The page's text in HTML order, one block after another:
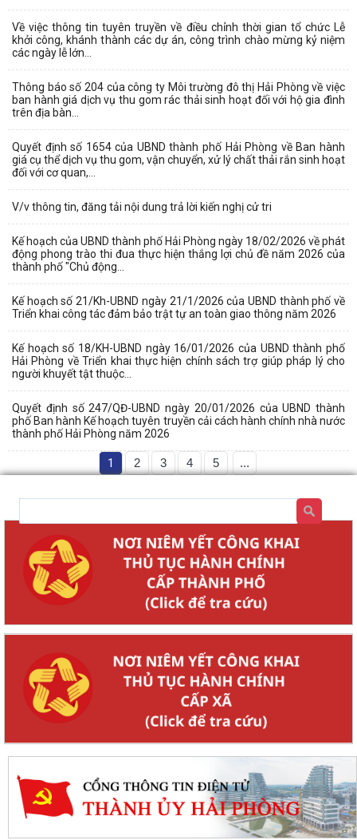
Về việc thông tin tuyên truyền về điều chỉnh thời gian tổ chức Lễ
khởi công, khánh thành các dự án, công trình chào mừng kỷ niệm
các ngày lễ lớn...
Thông báo số 204 của công ty Môi trường đô thị Hải Phòng về việc
ban hành giá dịch vụ thu gom rác thải sinh hoạt đối với hộ gia đình
trên địa bàn...
Quyết định số 1654 của UBND thành phố Hải Phòng về Ban hành
giá cụ thể dịch vụ thu gom, vận chuyển, xử lý chất thải rắn sinh hoạt
đối với cơ quan,...
V/v thông tin, đăng tải nội dung trả lời kiến nghị cử tri
Kế hoạch của UBND thành phố Hải Phòng ngày 18/02/2026 về phát
động phong trào thi đua thực hiện thắng lợi chủ đề năm 2026 của
thành phố "Chủ động...
Kế hoạch số 21/Kh-UBND ngày 21/1/2026 của UBND thành phố về
Triển khai công tác đảm bảo trật tự an toàn giao thông năm 2026
Kế hoạch số 18/KH-UBND ngày 16/01/2026 của UBND thành phố
Hải Phòng về Triển khai thực hiện chính sách trợ giúp pháp lý cho
người khuyết tật thuộc...
Quyết định số 247/QĐ-UBND ngày 20/01/2026 của UBND thành
phố Ban hành Kế hoạch tuyên truyền cải cách hành chính nhà nước
thành phố Hải Phòng năm 2026
1 2 3 4 5 ...